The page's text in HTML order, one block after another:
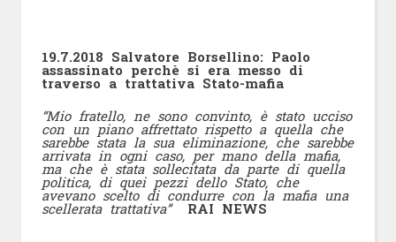
19.7.2018 Salvatore Borsellino: Paolo
assassinato perchè si era messo di
traverso a trattativa Stato-mafia
“Mio fratello, ne sono convinto, è stato ucciso
con un piano affrettato rispetto a quella che
sarebbe stata la sua eliminazione, che sarebbe
arrivata in ogni caso, per mano della mafia,
ma che è stata sollecitata da parte di quella
politica, di quei pezzi dello Stato, che
avevano scelto di condurre con la mafia una
scellerata trattativa” RAI NEWS